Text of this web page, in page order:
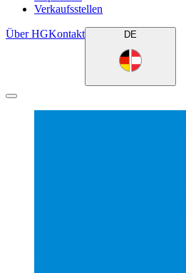
Verkaufsstellen
Über HGKontakt DE